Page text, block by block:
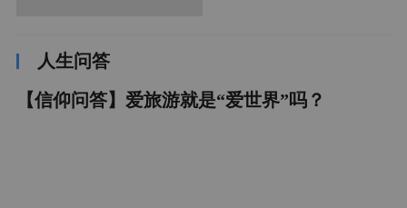
人生问答
【信仰问答】爱旅游就是“爱世界”吗？